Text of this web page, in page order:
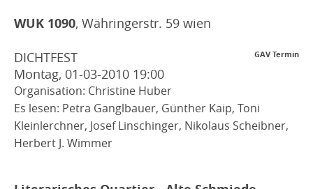
WUK 1090, Währingerstr. 59 wien
DICHTFEST GAV Termin
Montag, 01-03-2010 19:00
Organisation: Christine Huber
Es lesen: Petra Ganglbauer, Günther Kaip, Toni
Kleinlerchner, Josef Linschinger, Nikolaus Scheibner,
Herbert J. Wimmer